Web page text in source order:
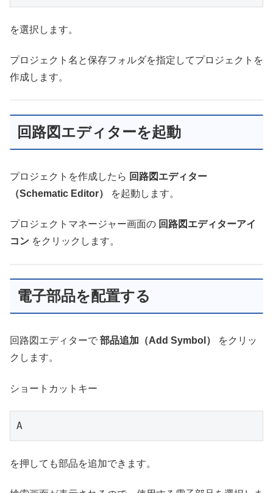
を選択します。
プロジェクト名と保存フォルダを指定してプロジェクトを
作成します。
回路図エディターを起動
プロジェクトを作成したら 回路図エディター
（Schematic Editor）
を起動します。
プロジェクトマネージャー画面の 回路図エディターアイ
コン をクリックします。
電子部品を配置する
回路図エディターで 部品追加（Add Symbol）
をクリッ
クします。
ショートカットキー
A
を押しても部品を追加できます。